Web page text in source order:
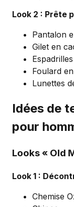
Look 2 : Prête
Pantalon
Gilet en
Espadrilles
Foulard
Lunettes
Idées de
pour
Looks « Old
Look 1 :
Chemise